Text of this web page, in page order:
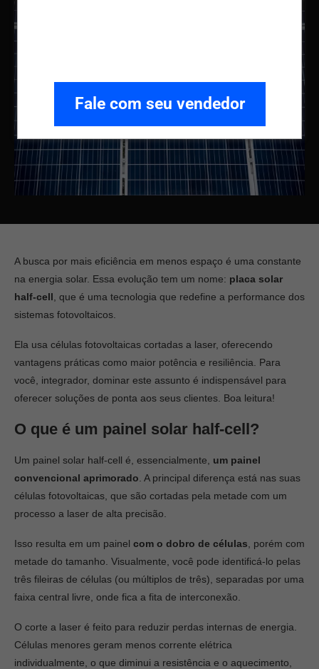
Fale com seu vendedor
A busca por mais eficiência em menos espaço é uma constante
na energia solar. Essa evolução tem um nome: placa solar
half-cell , que é uma tecnologia que redefine a performance dos
sistemas fotovoltaicos.
Ela usa células fotovoltaicas cortadas a laser, oferecendo
vantagens práticas como maior potência e resiliência. Para
você, integrador, dominar este assunto é indispensável para
oferecer soluções de ponta aos seus clientes. Boa leitura!
O que é um painel solar half-cell?
Um painel solar half-cell é, essencialmente, um painel
convencional aprimorado . A principal diferença está nas suas
células fotovoltaicas, que são cortadas pela metade com um
processo a laser de alta precisão.
Isso resulta em um painel com o dobro de células , porém com
metade do tamanho. Visualmente, você pode identificá-lo pelas
três fileiras de células (ou múltiplos de três), separadas por uma
faixa central livre, onde fica a fita de interconexão.
O corte a laser é feito para reduzir perdas internas de energia.
Células menores geram menos corrente elétrica
individualmente, o que diminui a resistência e o aquecimento,